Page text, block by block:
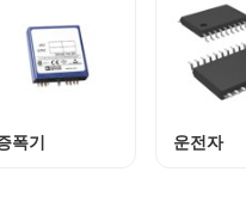
폭기 운전자